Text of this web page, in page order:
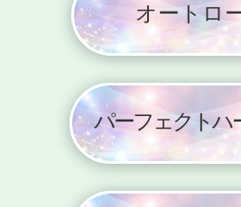
オートロ
パーフェクトハ